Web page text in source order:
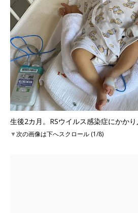
生後2カ月。RSウイルス感染症にかかり
▼次の画像は下へスクロール (1/8)